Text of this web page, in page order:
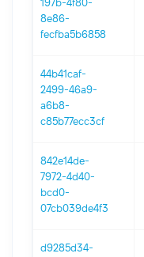
197b-4f80-
8e86-
fecfba5b6858
44b41caf-
2499-46a9-
a6b8-
c85b77ecc3cf
842e14de-
7972-4d40-
bcd0-
07cb039de4f3
d9285d34-